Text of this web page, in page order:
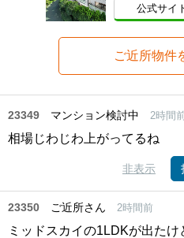
公式サイ
ご近所物件
23349 マンション検討中 2時間
相場じわじわ上がってるね
非表示
23350 ご近所さん 2時間前
ミッドスカイの1LDKが出た